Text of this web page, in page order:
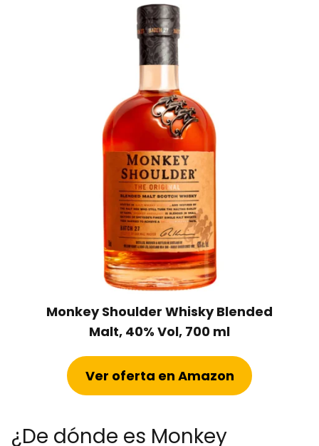
Monkey Shoulder Whisky Blended
Malt, 40% Vol, 700 ml
Ver oferta en Amazon
¿De dónde es Monkey